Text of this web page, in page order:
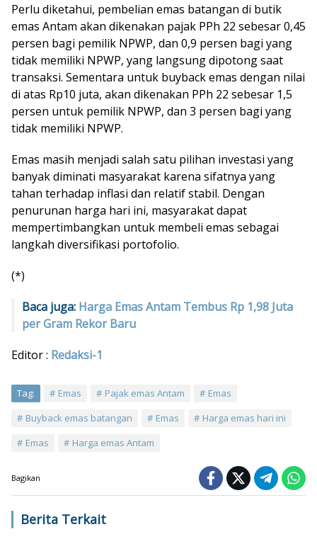
Perlu diketahui, pembelian emas batangan di butik
emas Antam akan dikenakan pajak PPh 22 sebesar 0,45
persen bagi pemilik NPWP, dan 0,9 persen bagi yang
tidak memiliki NPWP, yang langsung dipotong saat
transaksi. Sementara untuk buyback emas dengan nilai
di atas Rp10 juta, akan dikenakan PPh 22 sebesar 1,5
persen untuk pemilik NPWP, dan 3 persen bagi yang
tidak memiliki NPWP.
Emas masih menjadi salah satu pilihan investasi yang
banyak diminati masyarakat karena sifatnya yang
tahan terhadap inflasi dan relatif stabil. Dengan
penurunan harga hari ini, masyarakat dapat
mempertimbangkan untuk membeli emas sebagai
langkah diversifikasi portofolio.
(*)
Baca juga: Harga Emas Antam Tembus Rp 1,98 Juta
per Gram Rekor Baru
Editor : Redaksi-1
Tag: Emas Pajak emas Antam
Emas
Buyback emas batangan
Emas
Harga emas hari ini
Emas
Harga emas Antam
Bagikan
Berita Terkait